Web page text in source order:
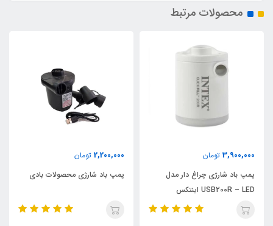
محصولات مرتبط
2,200,000
پمپ باد شارژی محصولات بادی
1,350,000
پمپ باد بزرگ پدالی